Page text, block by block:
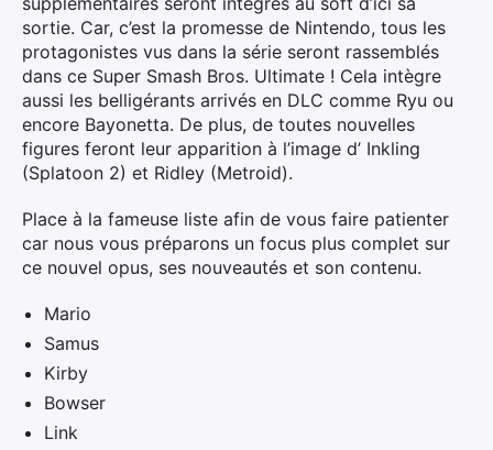
sortie. Car, c’est la promesse de Nintendo, tous les
protagonistes vus dans la série seront rassemblés
dans ce Super Smash Bros. Ultimate ! Cela intègre
aussi les belligérants arrivés en DLC comme Ryu ou
encore Bayonetta. De plus, de toutes nouvelles
figures feront leur apparition à l’image d’ Inkling
(Splatoon 2) et Ridley (Metroid).
Place à la fameuse liste afin de vous faire patienter
car nous vous préparons un focus plus complet sur
ce nouvel opus, ses nouveautés et son contenu.
Mario
Samus
Kirby
Bowser
Link